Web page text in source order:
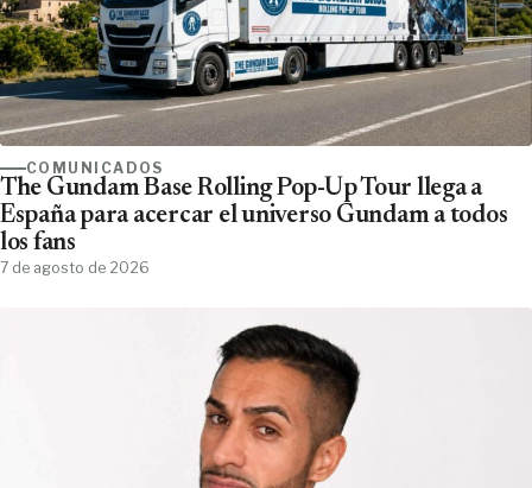
COMUNICADOS
The Gundam Base Rolling Pop-Up Tour llega a
España para acercar el universo Gundam a todos
los fans
7 de agosto de 2026